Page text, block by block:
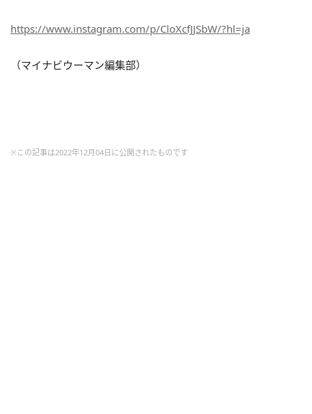
https://www.instagram.com/p/CloXcfJJSbW/?hl=ja
（マイナビウーマン編集部）
※この記事は2022年12月04日に公開されたものです